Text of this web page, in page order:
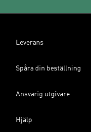
Leverans
Spåra din beställning
Ansvarig utgivare
Hjälp